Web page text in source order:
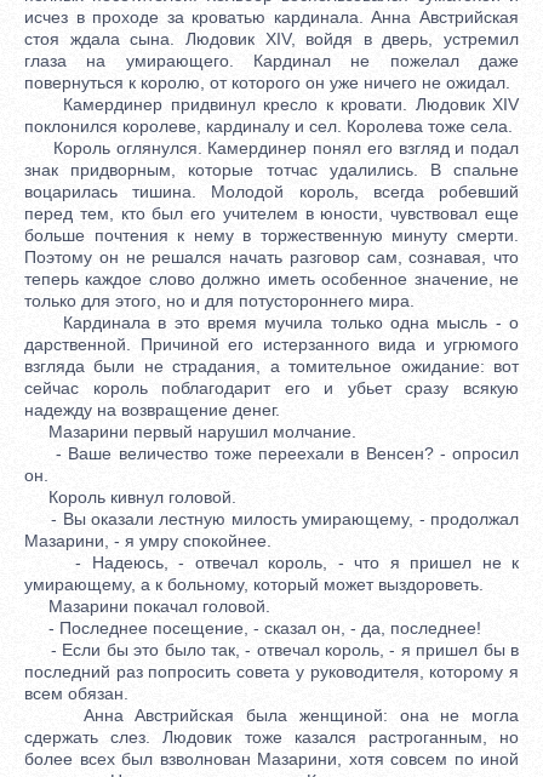
исчез в проходе за кроватью кардинала. Анна Австрийская
стоя ждала сына. Людовик XIV, войдя в дверь, устремил
глаза на умирающего. Кардинал не пожелал даже
повернуться к королю, от которого он уже ничего не ожидал.
Камердинер придвинул кресло к кровати. Людовик XIV
поклонился королеве, кардиналу и сел. Королева тоже села.
Король оглянулся. Камердинер понял его взгляд и подал
знак придворным, которые тотчас удалились. В спальне
воцарилась тишина. Молодой король, всегда робевший
перед тем, кто был его учителем в юности, чувствовал еще
больше почтения к нему в торжественную минуту смерти.
Поэтому он не решался начать разговор сам, сознавая, что
теперь каждое слово должно иметь особенное значение, не
только для этого, но и для потустороннего мира.
Кардинала в это время мучила только одна мысль - о
дарственной. Причиной его истерзанного вида и угрюмого
взгляда были не страдания, а томительное ожидание: вот
сейчас король поблагодарит его и убьет сразу всякую
надежду на возвращение денег.
Мазарини первый нарушил молчание.
- Ваше величество тоже переехали в Венсен? - опросил
он.
Король кивнул головой.
- Вы оказали лестную милость умирающему, - продолжал
Мазарини, - я умру спокойнее.
- Надеюсь, - отвечал король, - что я пришел не к
умирающему, а к больному, который может выздороветь.
Мазарини покачал головой.
- Последнее посещение, - сказал он, - да, последнее!
- Если бы это было так, - отвечал король, - я пришел бы в
последний раз попросить совета у руководителя, которому я
всем обязан.
Анна Австрийская была женщиной: она не могла
сдержать слез. Людовик тоже казался растроганным, но
более всех был взволнован Мазарини, хотя совсем по иной